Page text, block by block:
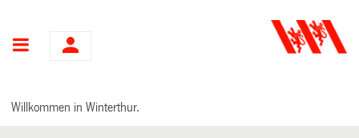
Hauptnavigation
Willkommen in Winterthur.